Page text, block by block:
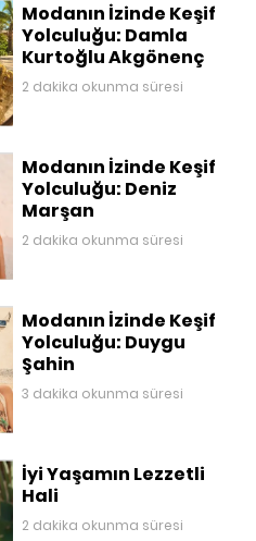
Modanın İzinde Keşif
Yolculuğu: Damla
Kurtoğlu Akgönenç
2 dakika okunma süresi
Modanın İzinde Keşif
Yolculuğu: Deniz
Marşan
2 dakika okunma süresi
Modanın İzinde Keşif
Yolculuğu: Duygu
Şahin
3 dakika okunma süresi
İyi Yaşamın Lezzetli
Hali
2 dakika okunma süresi